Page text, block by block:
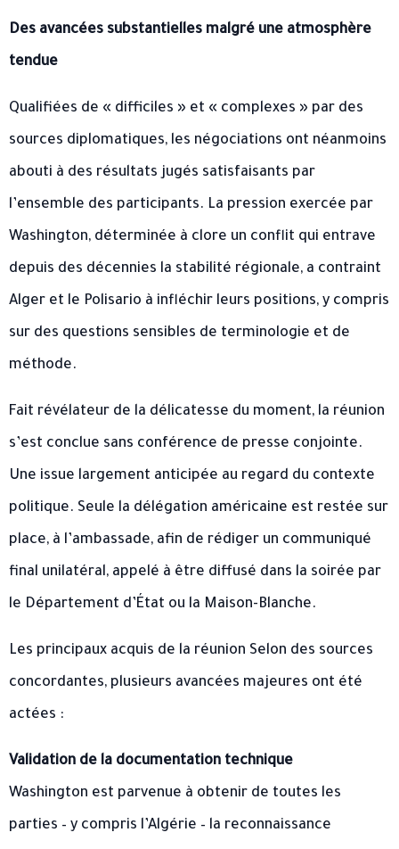
Des avancées substantielles malgré une atmosphère
tendue
Qualifiées de « difficiles » et « complexes » par des
sources diplomatiques, les négociations ont néanmoins
abouti à des résultats jugés satisfaisants par
l’ensemble des participants. La pression exercée par
Washington, déterminée à clore un conflit qui entrave
depuis des décennies la stabilité régionale, a contraint
Alger et le Polisario à infléchir leurs positions, y compris
sur des questions sensibles de terminologie et de
méthode.
Fait révélateur de la délicatesse du moment, la réunion
s’est conclue sans conférence de presse conjointe.
Une issue largement anticipée au regard du contexte
politique. Seule la délégation américaine est restée sur
place, à l’ambassade, afin de rédiger un communiqué
final unilatéral, appelé à être diffusé dans la soirée par
le Département d’État ou la Maison-Blanche.
Les principaux acquis de la réunion Selon des sources
concordantes, plusieurs avancées majeures ont été
actées :
Validation de la documentation technique
Washington est parvenue à obtenir de toutes les
parties – y compris l’Algérie – la reconnaissance